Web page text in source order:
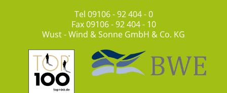
Tel 09106 - 92 404 - 0
Fax 09106 - 92 404 - 10
Wust - Wind & Sonne GmbH & Co. KG